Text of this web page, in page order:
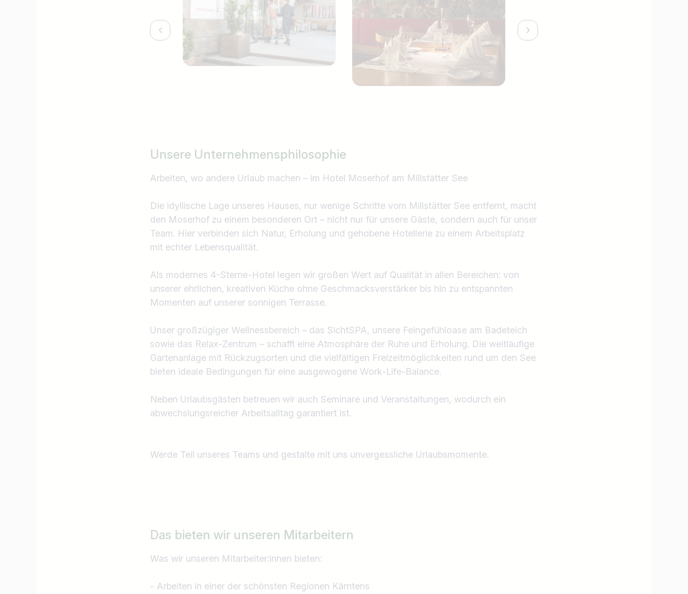
Unsere Unternehmensphilosophie
Arbeiten, wo andere Urlaub machen – im Hotel Moserhof am Millstätter See
Die idyllische Lage unseres Hauses, nur wenige Schritte vom Millstätter See entfernt, macht
den Moserhof zu einem besonderen Ort – nicht nur für unsere Gäste, sondern auch für unser
Team. Hier verbinden sich Natur, Erholung und gehobene Hotellerie zu einem Arbeitsplatz
mit echter Lebensqualität.
Als modernes 4-Sterne-Hotel legen wir großen Wert auf Qualität in allen Bereichen: von
unserer ehrlichen, kreativen Küche ohne Geschmacksverstärker bis hin zu entspannten
Momenten auf unserer sonnigen Terrasse.
Unser großzügiger Wellnessbereich – das SichtSPA, unsere Feingefühloase am Badeteich
sowie das Relax-Zentrum – schafft eine Atmosphäre der Ruhe und Erholung. Die weitläufige
Gartenanlage mit Rückzugsorten und die vielfältigen Freizeitmöglichkeiten rund um den See
bieten ideale Bedingungen für eine ausgewogene Work-Life-Balance.
Neben Urlaubsgästen betreuen wir auch Seminare und Veranstaltungen, wodurch ein
abwechslungsreicher Arbeitsalltag garantiert ist.
Werde Teil unseres Teams und gestalte mit uns unvergessliche Urlaubsmomente.
Das bieten wir unseren Mitarbeitern
Was wir unseren Mitarbeiter:innen bieten:
- Arbeiten in einer der schönsten Regionen Kärntens
Jobtitel
Land / Bundesland